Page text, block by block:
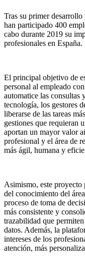
Tras su primer
han participado 400
cabo durante 2019 su
profesionales en España.
El principal objetivo de
personal al empleado
automatice las consultas
tecnología, los gestores
liberarse de las tareas
gestiones que requieran
aportan un mayor valor
profesional y el área de
más ágil, humana y
Asimismo, este
del conocimiento del
proceso de toma de
más consistente y
trazabilidad que
datos. Además, la
intereses de los
atención, más